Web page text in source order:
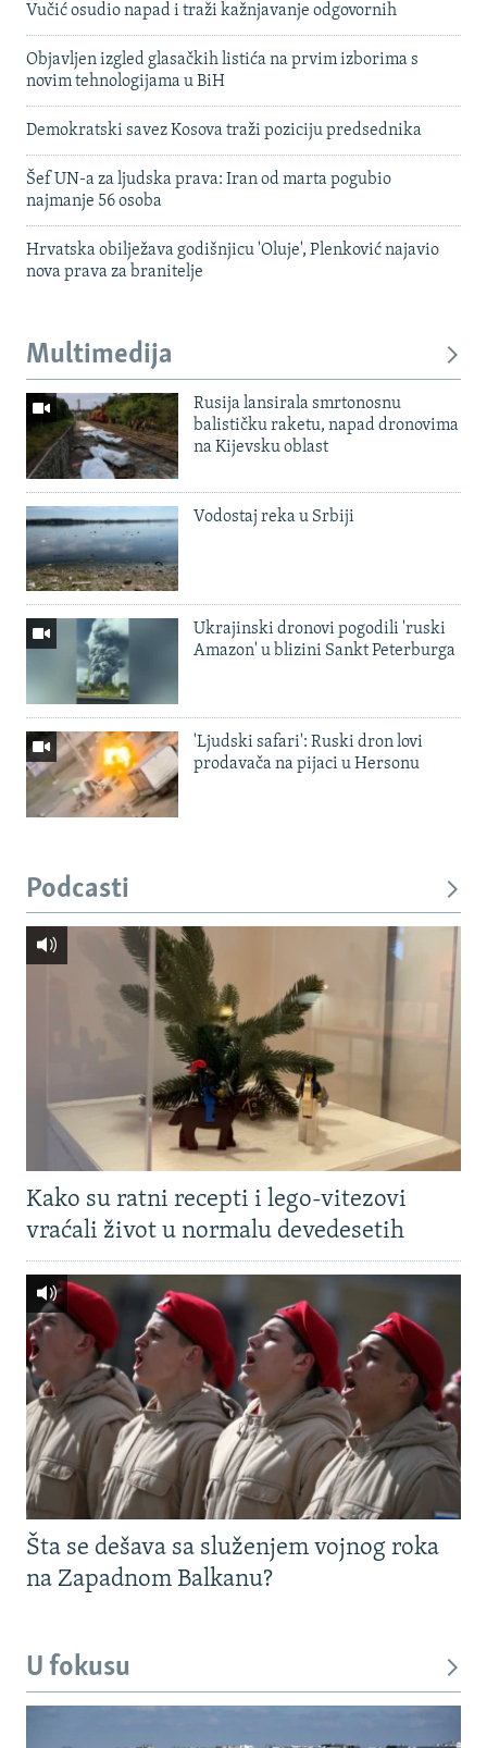
Vučić osudio napad i traži kažnjavanje odgovornih
Objavljen izgled glasačkih listića na prvim izborima s
novim tehnologijama u BiH
Demokratski savez Kosova traži poziciju predsednika
Šef UN-a za ljudska prava: Iran od marta pogubio
najmanje 56 osoba
Hrvatska obilježava godišnjicu 'Oluje', Plenković najavio
nova prava za branitelje
Multimedija
Rusija lansirala smrtonosnu
balističku raketu, napad dronovima
na Kijevsku oblast
Vodostaj reka u Srbiji
Ukrajinski dronovi pogodili 'ruski
Amazon' u blizini Sankt Peterburga
'Ljudski safari': Ruski dron lovi
prodavača na pijaci u Hersonu
Podcasti
Kako su ratni recepti i lego-vitezovi
vraćali život u normalu devedesetih
Šta se dešava sa služenjem vojnog roka
na Zapadnom Balkanu?
U fokusu